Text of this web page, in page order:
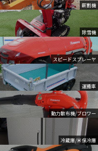
薪割機
除雪機
スピードスプレーヤ
運搬車
動力散布機/ブロワー
冷蔵庫/米保冷庫